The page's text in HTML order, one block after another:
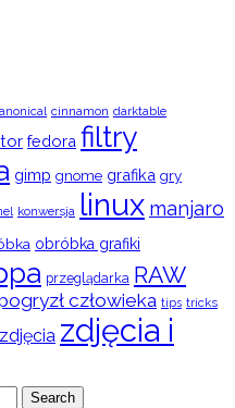
cinnamon darktable
fedora filtry
gimp gnome grafika gry
konwersja linux manjaro
obróbka grafiki
przeglądarka RAW
człowieka tips tricks
zdjęcia zdjęcia i
Search